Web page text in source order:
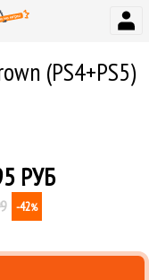
(PS4+PS5)
РУБ
-42%